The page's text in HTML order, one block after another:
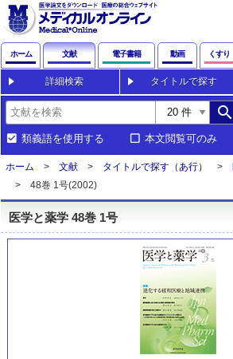
ホーム 文献 電子書籍 動画 くすり
詳細検索 タイトルで探す
search
類義語を使用する 本文閲覧可のみ
ホーム 文献 タイトルで探す（あ行）
48巻 1号(2002)
医学と薬学 48巻 1号